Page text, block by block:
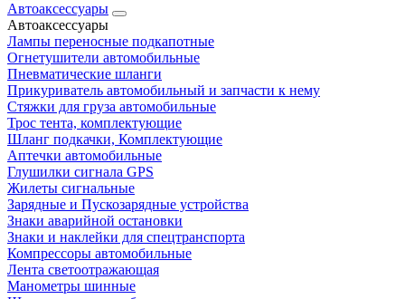
Автоаксессуары
Автоаксессуары
Лампы переносные подкапотные
Огнетушители автомобильные
Пневматические шланги
Прикуриватель автомобильный и запчасти к нему
Стяжки для груза автомобильные
Трос тента, комплектующие
Шланг подкачки, Комплектующие
Аптечки автомобильные
Глушилки сигнала GPS
Жилеты сигнальные
Зарядные и Пускозарядные устройства
Знаки аварийной остановки
Знаки и наклейки для спецтранспорта
Компрессоры автомобильные
Лента светоотражающая
Манометры шинные